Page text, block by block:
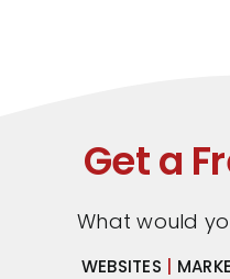
Get a
What would
WEBSITES